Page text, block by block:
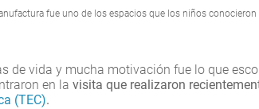
fue uno de los espacios que los niños conocieron
de vida y mucha motivación fue lo que
en la visita que realizaron
(TEC).